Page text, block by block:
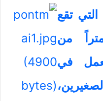
تقع
كيلومتراً من
في